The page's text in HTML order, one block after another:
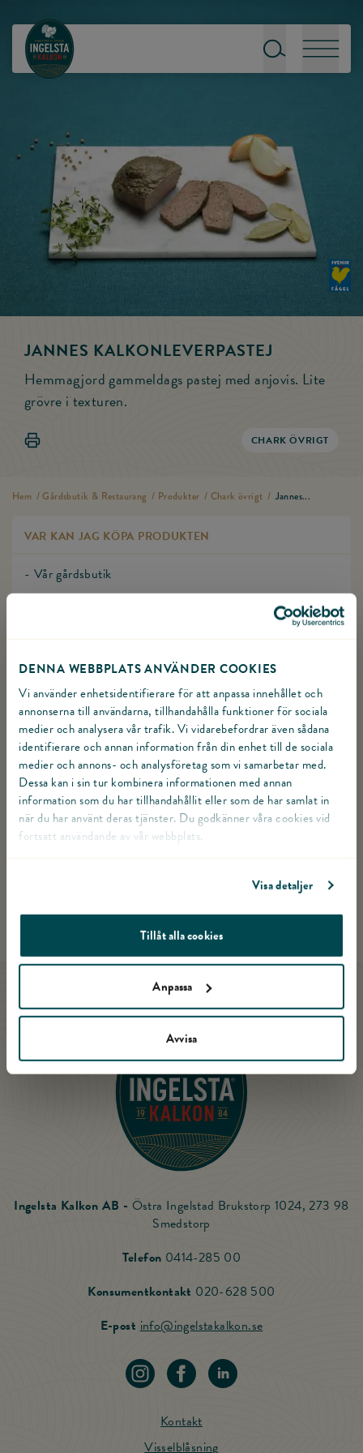
DENNA WEBBPLATS ANVÄNDER COOKIES
Vi använder enhetsidentifierare för att anpassa innehållet och
annonserna till användarna, tillhandahålla funktioner för sociala
medier och analysera vår trafik. Vi vidarebefordrar även sådana
identifierare och annan information från din enhet till de sociala
medier och annons- och analysföretag som vi samarbetar med.
Dessa kan i sin tur kombinera informationen med annan
information som du har tillhandahållit eller som de har samlat in
när du har använt deras tjänster. Du godkänner våra cookies vid
fortsatt användande av vår webbplats.
Visa detaljer
Tillåt alla cookies
Anpassa
Avvisa
Till startsidan
Sök
Meny
JANNES KALKONLEVERPASTEJ
Hemmagjord gammeldags pastej med anjovis. Lite
grövre i texturen.
Skriv ut Jannes kalkonleverpastej CHARK ÖVRIGT
Hem /Gårdsbutik & Restaurang / Produkter / Chark övrigt / Jannes...
VAR KAN JAG KÖPA PRODUKTEN
- Vår gårdsbutik
Sverige
FÖRVARING
Förvaras vid högst + 8°C
FÄRDIG ATT ÄTAS
Ja
Till startsidan
Ingelsta Kalkon AB - Östra Ingelstad Brukstorp 1024, 273 98
Smedstorp
Telefon 0414-285 00
Konsumentkontakt 020-628 500
E-postinfo@ingelstakalkon.seSkicka mail till
Kontakt
Visselblåsning